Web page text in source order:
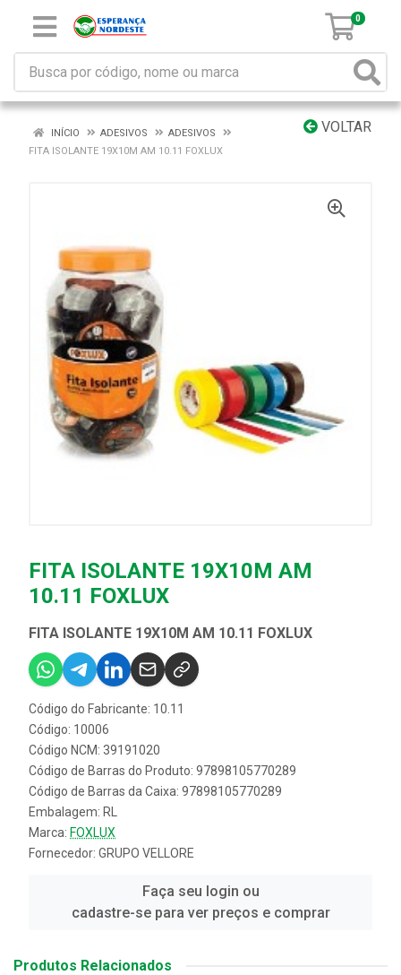
0
VOLTAR
INÍCIO ADESIVOS
ADESIVOS
FITA ISOLANTE 19X10M AM 10.11 FOXLUX
FITA ISOLANTE 19X10M AM
10.11 FOXLUX
FITA ISOLANTE 19X10M AM 10.11 FOXLUX
Código do Fabricante: 10.11
Código: 10006
Código NCM: 39191020
Código de Barras do Produto: 97898105770289
Código de Barras da Caixa: 97898105770289
Embalagem: RL
Marca: FOXLUX
Fornecedor: GRUPO VELLORE
Faça seu login ou
cadastre-se para ver preços e comprar
Produtos Relacionados